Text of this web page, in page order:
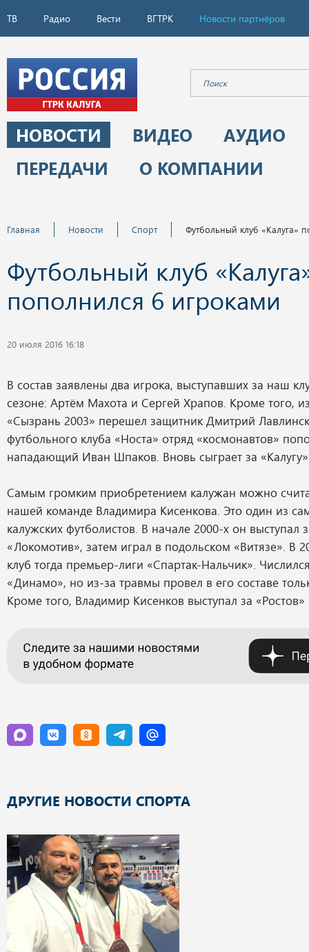
ТВ Радио Вести ВГТРК Новости партнёров
НОВОСТИ ВИДЕО
АУДИО
ПЕРЕДАЧИ
О КОМПАНИИ
Главная Новости Спорт Футбольный клуб «Калуга»
Футбольный клуб
пополнился 6 игроками
20 июля 2016 16:18
В состав заявлены два игрока, выступавших за наш
сезоне: Артём Махота и Сергей Храпов. Кроме того,
«Сызрань 2003» перешел защитник Дмитрий
футбольного клуба «Носта» отряд «космонавтов»
нападающий Иван Шпаков. Вновь сыграет за
Самым громким приобретением калужан можно
нашей команде Владимира Кисенкова. Это один из
калужских футболистов. В начале 2000-х он выступал
«Локомотив», затем играл в подольском «Витязе». В
клуб тогда премьер-лиги «Спартак-Нальчик».
«Динамо», но из-за травмы провел в его составе
Кроме того, Владимир Кисенков выступал за
ДРУГИЕ НОВОСТИ СПОРТА